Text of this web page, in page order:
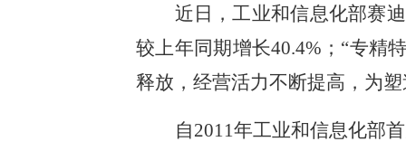
近日，工业和信息化部赛
较上年同期增长40.4%；“专精
释放，经营活力不断提高，为
自2011年工业和信息化部